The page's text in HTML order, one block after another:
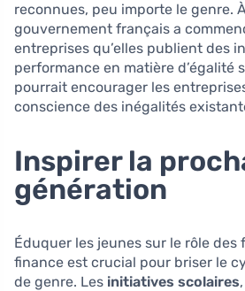
reconnues, peu importe le genre.
gouvernement français a
entreprises qu’elles publient des
performance en matière d’égalité
pourrait encourager les
conscience des inégalités
Inspirer la
génération
Éduquer les jeunes sur le rôle des
finance est crucial pour briser le
de genre. Les initiatives scolaires